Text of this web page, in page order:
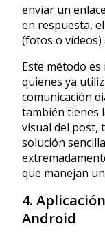
enviar un
en respuesta,
(fotos o vídeos)
Este método
quienes ya
comunicación
también tienes
visual del post,
solución
que manejan
4.
Android